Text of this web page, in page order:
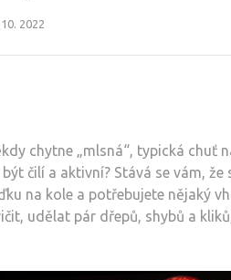
2022
chytne „mlsná“, typická chuť
čilí a aktivní? Stává se vám,
na kole a potřebujete nějaký
udělat pár dřepů, shybů a